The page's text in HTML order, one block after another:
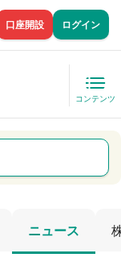
口座開設 ログイン
コンテンツ
ニュース